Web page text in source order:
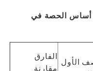
أساس الحصة في
الأول
الفارق
مقارنة